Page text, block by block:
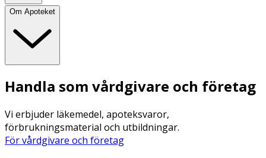
Om Apoteket
Handla som vårdgivare och företag
Vi erbjuder läkemedel, apoteksvaror,
förbrukningsmaterial och utbildningar.
För vårdgivare och företag